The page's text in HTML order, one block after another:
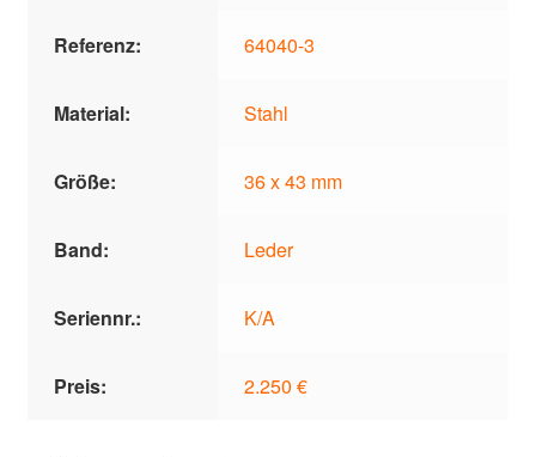
Referenz: 64040-3
Material: Stahl
Größe: 36 x 43 mm
Band: Leder
Seriennr.: K/A
Preis: 2.250 €